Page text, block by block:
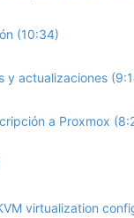
(10:34)
y actualizaciones
a Proxmox
virtualization